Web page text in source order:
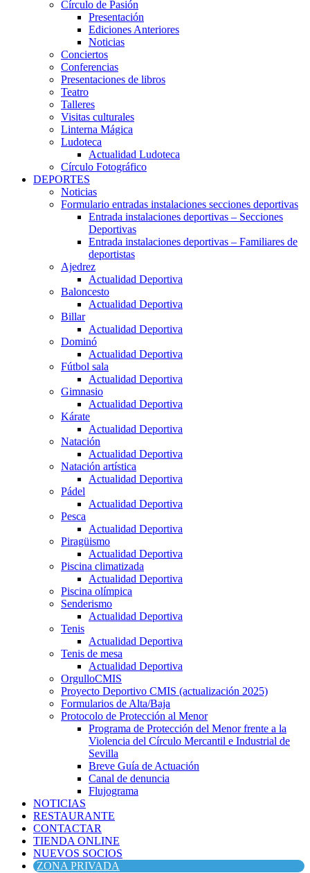
Círculo de Pasión
Presentación
Ediciones Anteriores
Noticias
Conciertos
Conferencias
Presentaciones de libros
Teatro
Talleres
Visitas culturales
Linterna Mágica
Ludoteca
Actualidad Ludoteca
Círculo Fotográfico
DEPORTES
Noticias
Formulario entradas instalaciones secciones deportivas
Entrada instalaciones deportivas – Secciones
Deportivas
Entrada instalaciones deportivas – Familiares de
deportistas
Ajedrez
Actualidad Deportiva
Baloncesto
Actualidad Deportiva
Billar
Actualidad Deportiva
Dominó
Actualidad Deportiva
Fútbol sala
Actualidad Deportiva
Gimnasio
Actualidad Deportiva
Kárate
Actualidad Deportiva
Natación
Actualidad Deportiva
Natación artística
Actualidad Deportiva
Pádel
Actualidad Deportiva
Pesca
Actualidad Deportiva
Piragüismo
Actualidad Deportiva
Piscina climatizada
Actualidad Deportiva
Piscina olímpica
Senderismo
Actualidad Deportiva
Tenis
Actualidad Deportiva
Tenis de mesa
Actualidad Deportiva
OrgulloCMIS
Proyecto Deportivo CMIS (actualización 2025)
Formularios de Alta/Baja
Protocolo de Protección al Menor
Programa de Protección del Menor frente a la
Violencia del Círculo Mercantil e Industrial de
Sevilla
Breve Guía de Actuación
Canal de denuncia
Flujograma
NOTICIAS
RESTAURANTE
CONTACTAR
TIENDA ONLINE
NUEVOS SOCIOS
ZONA PRIVADA